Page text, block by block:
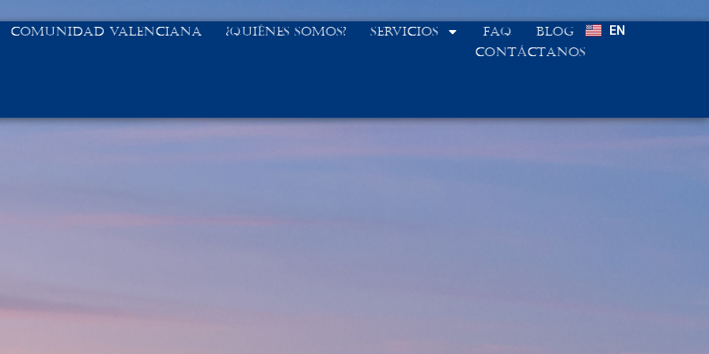
Comunidad Valenciana ¿Quiénes Somos? Servicios FAQ
Blog
Contáctanos
EN